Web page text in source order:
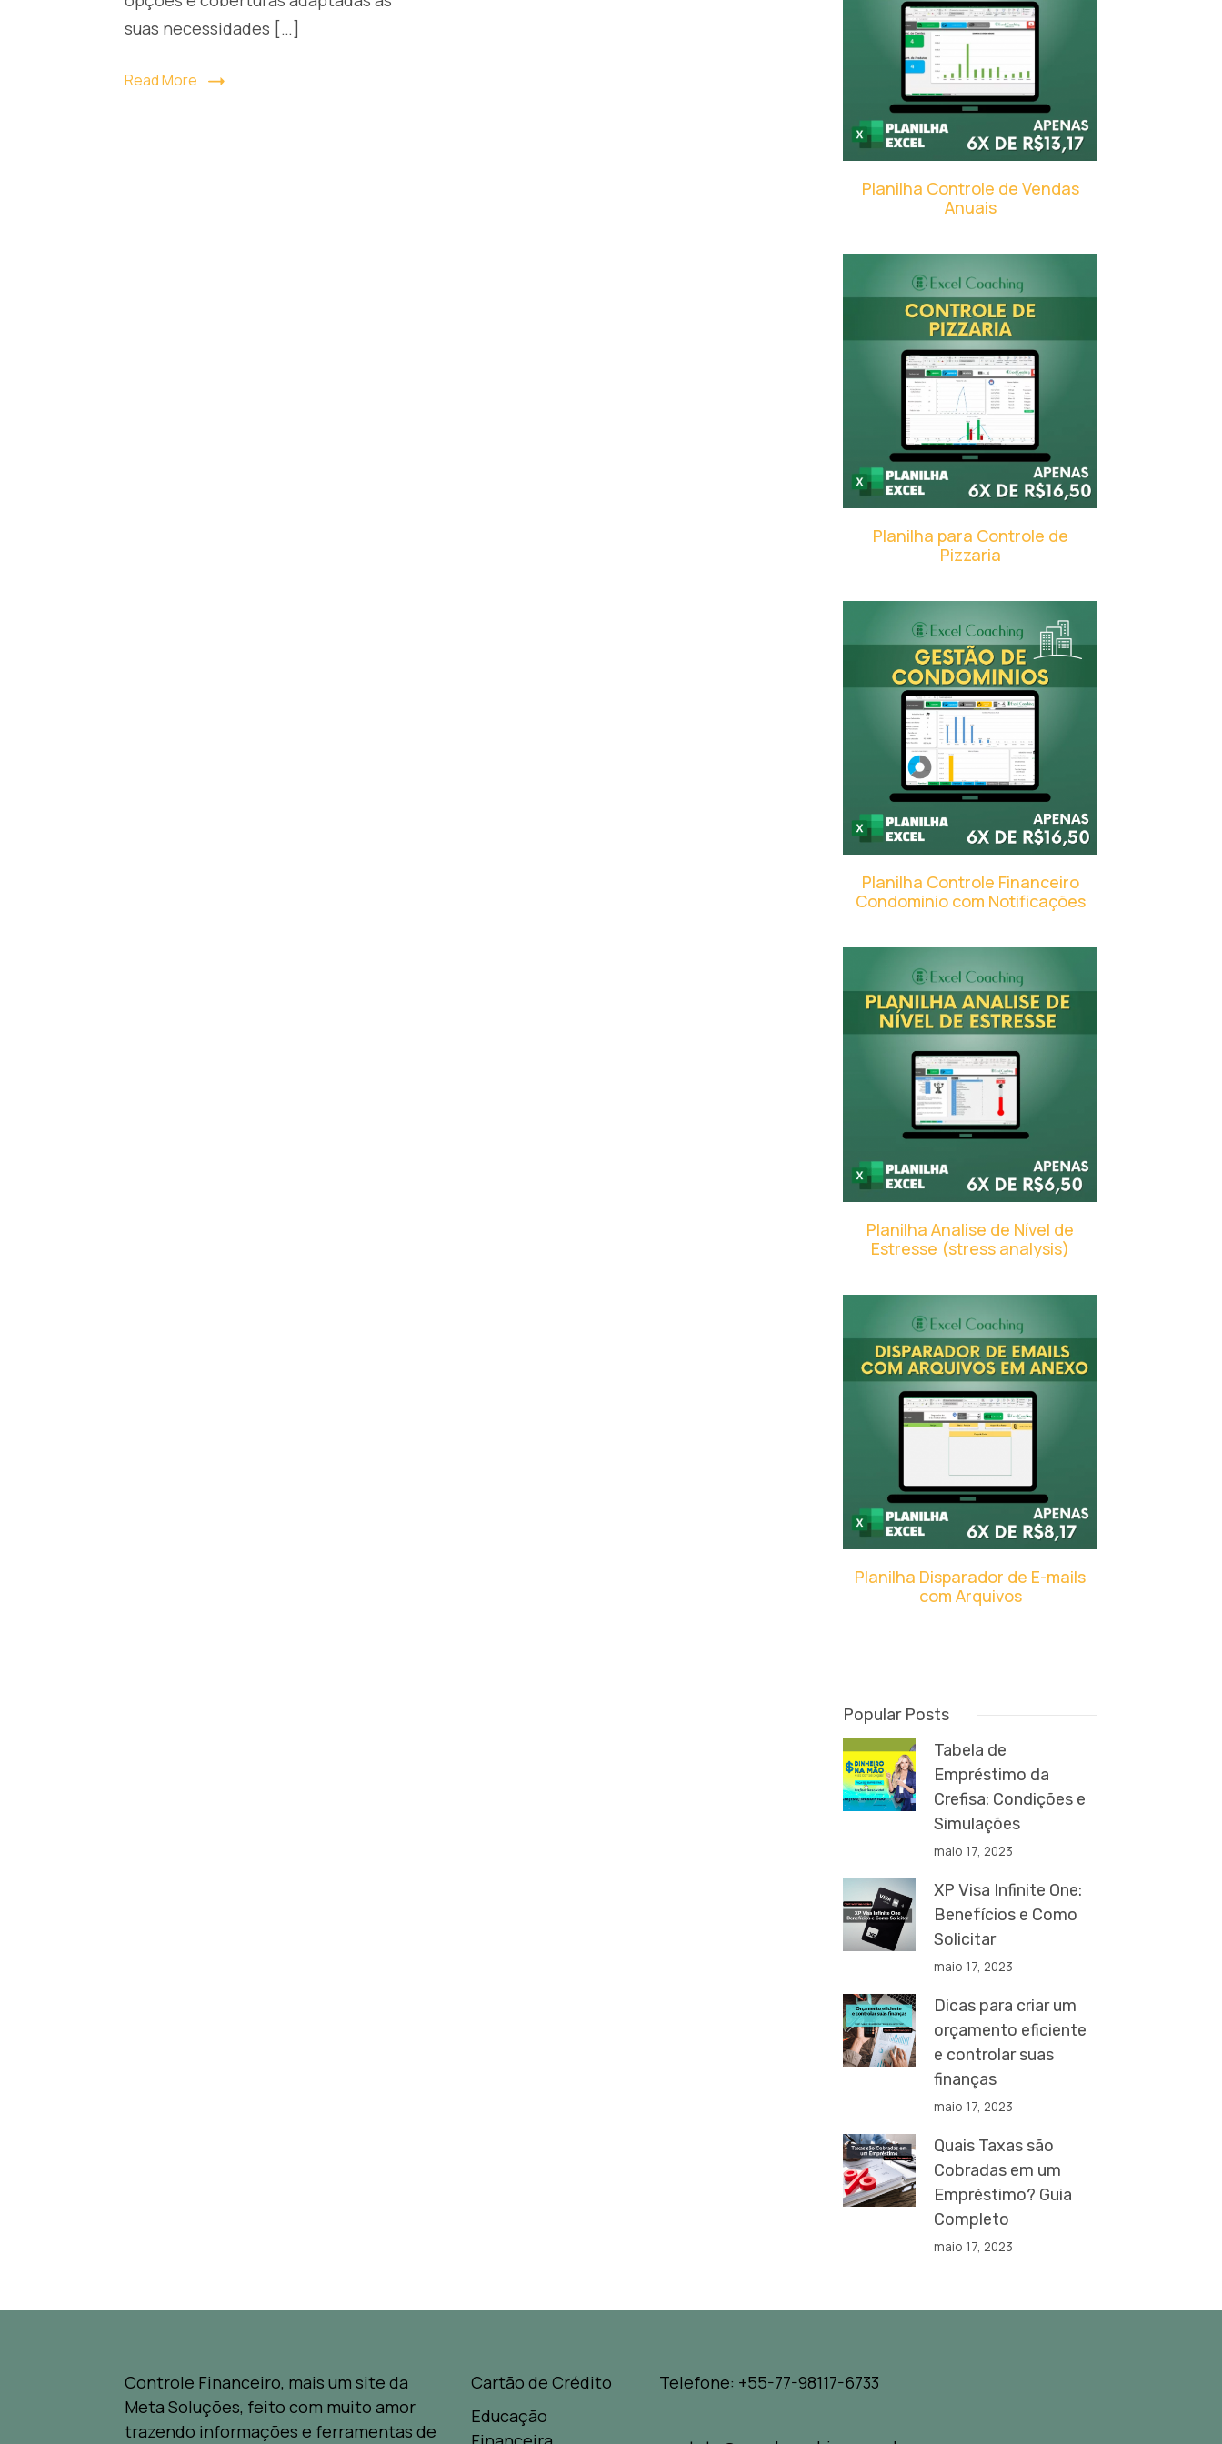
suas necessidades […]
Read More
Planilha Controle de Vendas
Anuais
Planilha para Controle de
Pizzaria
Planilha Controle Financeiro
Condominio com Notificações
Planilha Analise de Nível de
Estresse (stress analysis)
Planilha Disparador de E-mails
com Arquivos
Popular Posts
Tabela de
Empréstimo da
Crefisa: Condições e
Simulações
maio 17, 2023
XP Visa Infinite One:
Benefícios e Como
Solicitar
maio 17, 2023
Dicas para criar um
orçamento eficiente
e controlar suas
finanças
maio 17, 2023
Quais Taxas são
Cobradas em um
Empréstimo? Guia
Completo
maio 17, 2023
Controle Financeiro, mais um site da
Meta Soluções, feito com muito amor
trazendo informações e ferramentas de
Cartão de Crédito
Educação
Telefone: +55-77-98117-6733